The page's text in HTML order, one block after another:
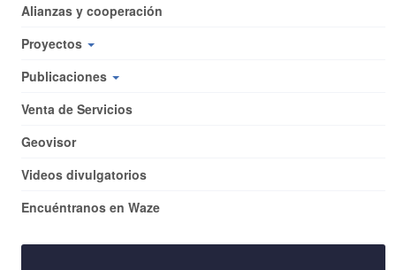
Alianzas y cooperación
Proyectos
Publicaciones
Venta de Servicios
Geovisor
Videos divulgatorios
Encuéntranos en Waze